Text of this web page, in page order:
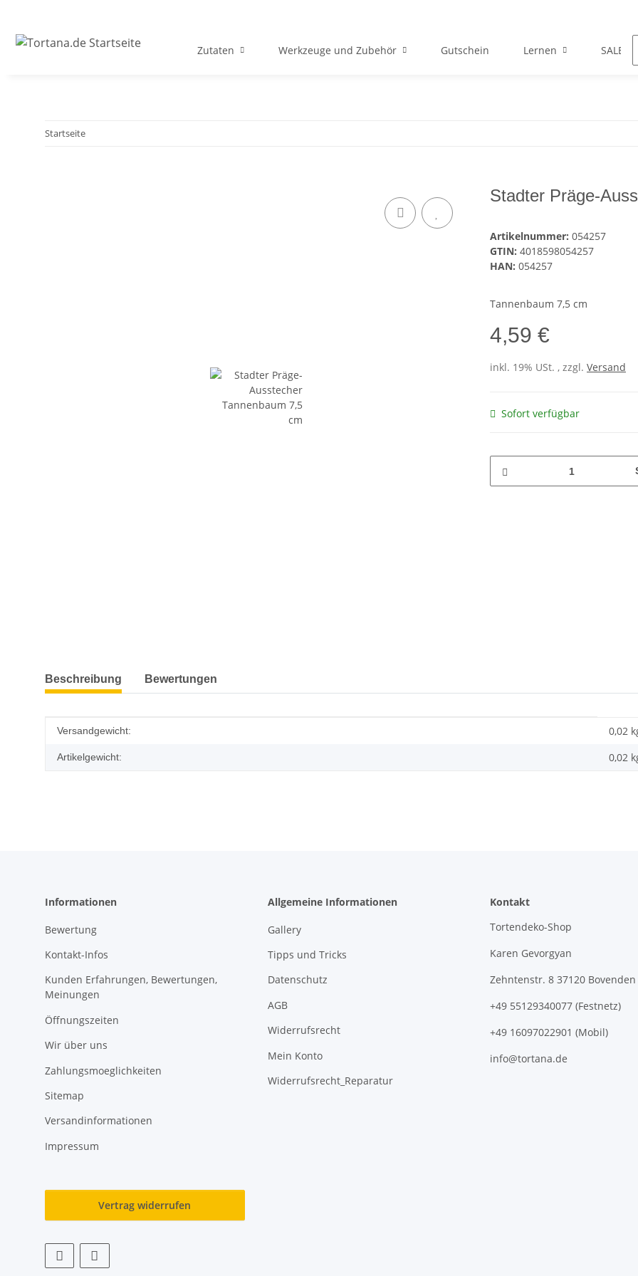
Zutaten Werkzeuge und Zubehör Gutschein Lernen SALE
Startseite
Stadter Präge-
Artikelnummer: 054257
GTIN: 4018598054257
HAN: 054257
Tannenbaum 7,5 cm
4,59 €
inkl. 19% USt. , zzgl. Versand
Sofort verfügbar
weitere Registerkarten anzeigen
Beschreibung Bewertungen
Produkteigenschaft
Wert
Versandgewicht: 0,02
Artikelgewicht: 0,02
Informationen
Bewertung
Kontakt-Infos
Kunden Erfahrungen, Bewertungen,
Meinungen
Öffnungszeiten
Wir über uns
Zahlungsmoeglichkeiten
Sitemap
Versandinformationen
Impressum
Allgemeine Informationen
Gallery
Tipps und Tricks
Datenschutz
AGB
Widerrufsrecht
Mein Konto
Widerrufsrecht_Reparatur
Kontakt
Tortendeko-Shop
Karen Gevorgyan
Zehntenstr. 8 37120 Bovenden
+49 55129340077 (Festnetz)
+49 16097022901 (Mobil)
info@tortana.de
Vertrag widerrufen